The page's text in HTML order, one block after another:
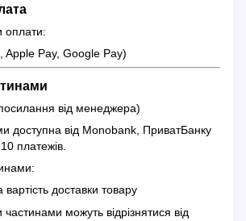
оплати:
Apple Pay, Google Pay)
від менеджера)
доступна від Monobank, ПриватБанку
платежів.
вартість доставки товару
можуть відрізнятися від